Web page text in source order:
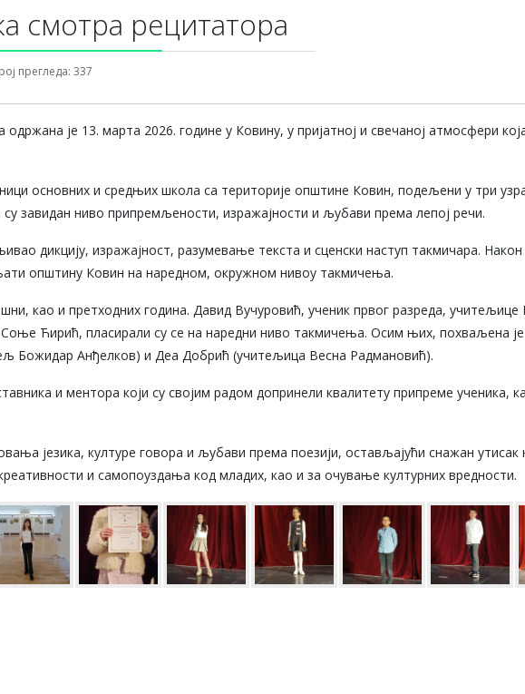
смотра рецитатора
прегледа: 337
је 13. марта 2026. године у Ковину, у пријатној и свечаној атмосфери
основних и средњих школа са територије општине Ковин, подељени у три
су завидан ниво припремљености, изражајности и љубави према лепој речи.
дикцију, изражајност, разумевање текста и сценски наступ такмичара.
општину Ковин на наредном, окружном нивоу такмичења.
као и претходних година. Давид Вучуровић, ученик првог разреда,
Ћирић, пласирали су се на наредни ниво такмичења. Осим њих, похваљена је
Божидар Анђелков) и Деа Добрић (учитељица Весна Радмановић).
и ментора који су својим радом допринели квалитету припреме ученика,
језика, културе говора и љубави према поезији, остављајући снажан
и самопоуздања код младих, као и за очување културних вредности.